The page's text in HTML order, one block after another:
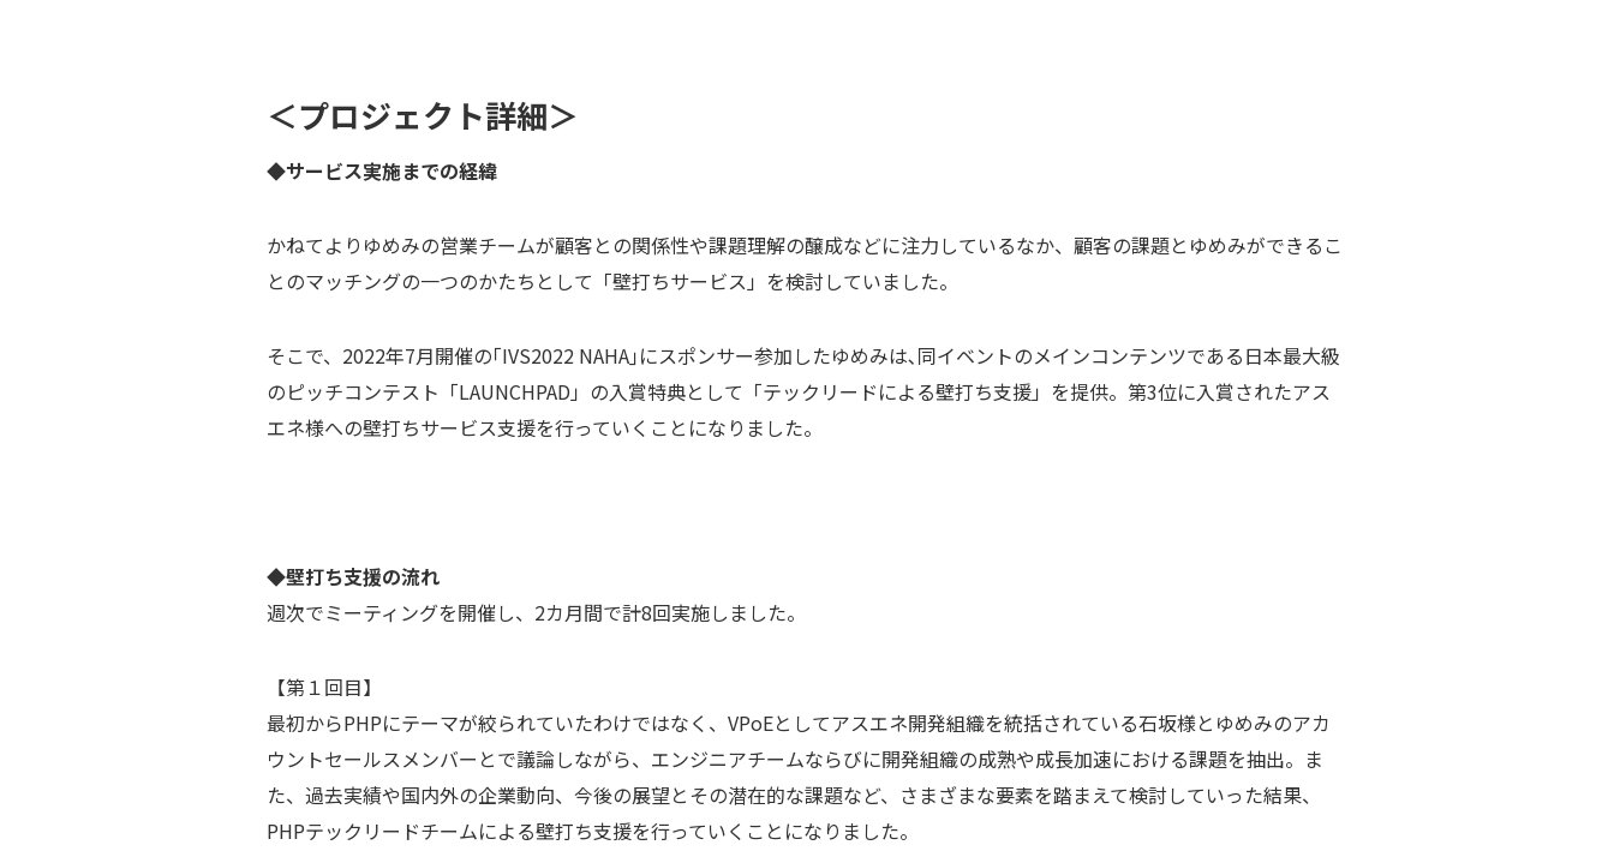
＜プロジェクト詳細＞
◆サービス実施までの経緯
かねてよりゆめみの営業チームが顧客との関係性や課題理解の醸成などに注力しているなか、顧客の課題とゆめみができるこ
とのマッチングの一つのかたちとして「壁打ちサービス」を検討していました。
そこで、2022年7月開催の｢IVS2022 NAHA｣にスポンサー参加したゆめみは､同イベントのメインコンテンツである日本最大級
のピッチコンテスト「LAUNCHPAD」の入賞特典として「テックリードによる壁打ち支援」を提供。第3位に入賞されたアス
エネ様への壁打ちサービス⽀援を行っていくことになりました。
◆壁打ち支援の流れ
週次でミーティングを開催し、2カ月間で計8回実施しました。
【第１回目】
最初からPHPにテーマが絞られていたわけではなく、VPoEとしてアスエネ開発組織を統括されている石坂様とゆめみのアカ
ウントセールスメンバーとで議論しながら、エンジニアチームならびに開発組織の成熟や成長加速における課題を抽出。ま
た、過去実績や国内外の企業動向、今後の展望とその潜在的な課題など、さまざまな要素を踏まえて検討していった結果、
PHPテックリードチームによる壁打ち⽀援を行っていくことになりました。